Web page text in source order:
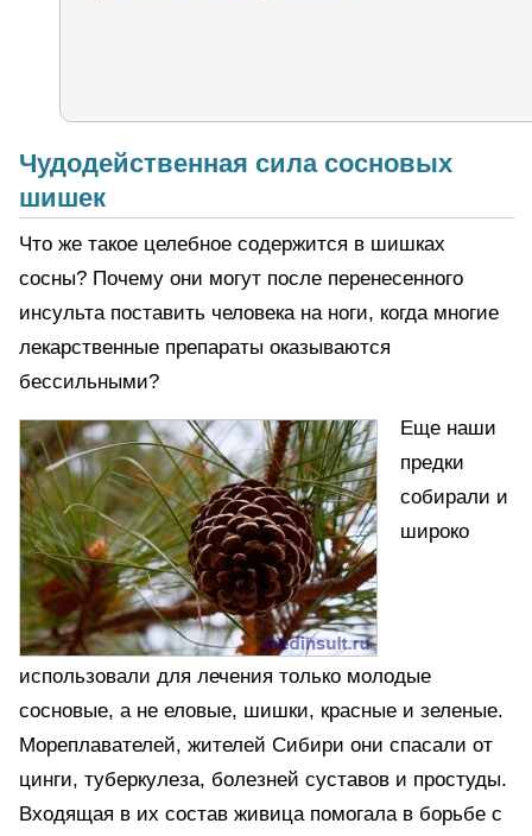
Чудодейственная сила сосновых
шишек
Что же такое целебное содержится в шишках
сосны? Почему они могут после перенесенного
инсульта поставить человека на ноги, когда многие
лекарственные препараты оказываются
бессильными?
Еще наши
предки
собирали и
широко
использовали для лечения только молодые
сосновые, а не еловые, шишки, красные и зеленые.
Мореплавателей, жителей Сибири они спасали от
цинги, туберкулеза, болезней суставов и простуды.
Входящая в их состав живица помогала в борьбе с